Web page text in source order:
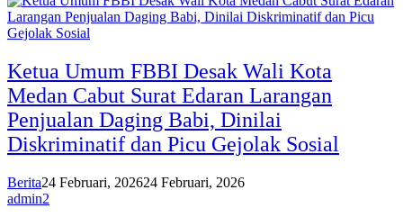
Ketua Umum FBBI Desak Wali Kota
Medan Cabut Surat Edaran Larangan
Penjualan Daging Babi, Dinilai
Diskriminatif dan Picu Gejolak Sosial
Berita24 Februari, 202624 Februari, 2026
admin2